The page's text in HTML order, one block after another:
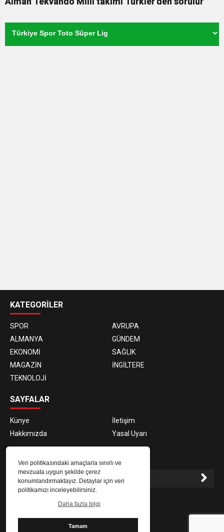
Veri politikasındaki amaçlarla sınırlı ve
mevzuata uygun şekilde çerez
konumlandırmaktayız. Detaylar için veri
politikamızı inceleyebilirsiniz.
Daha fazla bilgi
Tamam
siteleri
KATEGORİLER
SPOR
AVRUPA
ALMANYA
GÜNDEM
EKONOMİ
SAĞLIK
MAGAZİN
İNGİLTERE
TEKNOLOJİ
SAYFALAR
Künye
İletişim
Hakkımızda
Yasal Uyarı